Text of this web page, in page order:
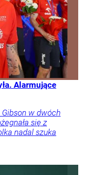
Alarmujące
w dwóch
się z
nadal szuka